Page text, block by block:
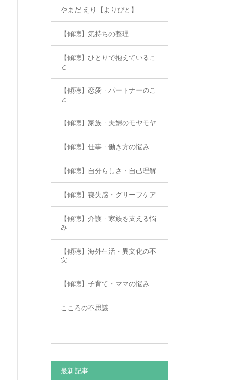
やまだ えり【よりびと】
【傾聴】気持ちの整理
【傾聴】ひとりで抱えているこ
と
【傾聴】恋愛・パートナーのこ
と
【傾聴】家族・夫婦のモヤモヤ
【傾聴】仕事・働き方の悩み
【傾聴】自分らしさ・自己理解
【傾聴】喪失感・グリーフケア
【傾聴】介護・家族を支える悩
み
【傾聴】海外生活・異文化の不
安
【傾聴】子育て・ママの悩み
こころの不思議
最新記事